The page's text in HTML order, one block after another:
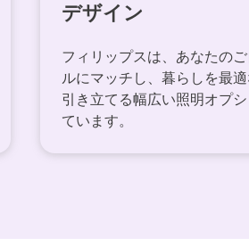
デザイン
フィリップスは、あなたの
ルにマッチし、暮らしを最
引き立てる幅広い照明オプ
ています。